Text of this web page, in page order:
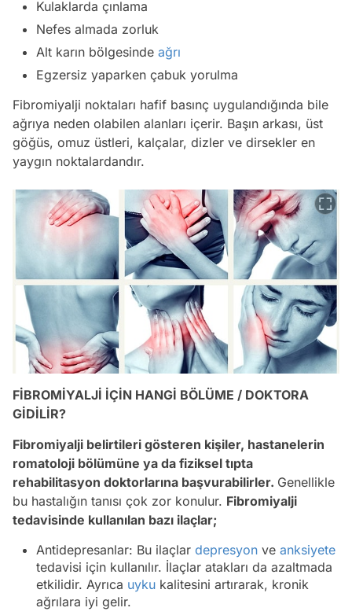
Kulaklarda çınlama
Nefes almada zorluk
Alt karın bölgesinde ağrı
Egzersiz yaparken çabuk yorulma
Fibromiyalji noktaları hafif basınç uygulandığında bile
ağrıya neden olabilen alanları içerir. Başın arkası, üst
göğüs, omuz üstleri, kalçalar, dizler ve dirsekler en
yaygın noktalardandır.
FİBROMİYALJİ İÇİN HANGİ BÖLÜME / DOKTORA
GİDİLİR?
Fibromiyalji belirtileri gösteren kişiler, hastanelerin
romatoloji bölümüne ya da fiziksel tıpta
rehabilitasyon doktorlarına başvurabilirler. Genellikle
bu hastalığın tanısı çok zor konulur. Fibromiyalji
tedavisinde kullanılan bazı ilaçlar;
Antidepresanlar: Bu ilaçlar depresyon ve anksiyete
tedavisi için kullanılır. İlaçlar atakları da azaltmada
etkilidir. Ayrıca uyku kalitesini artırarak, kronik
ağrılara iyi gelir.